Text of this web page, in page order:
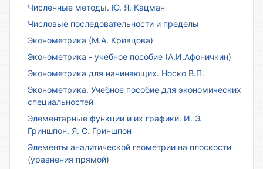
Численные методы. Ю. Я. Кацман
Числовые последовательности и пределы
Эконометрика (М.А. Кривцова)
Эконометрика - учебное пособие (А.И.Афоничкин)
Эконометрика для начинающих. Носко В.П.
Эконометрика. Учебное пособие для экономических
специальностей
Элементарные функции и их графики. И. Э.
Гриншпон, Я. С. Гриншпон
Элементы аналитической геометрии на плоскости
(уравнения прямой)